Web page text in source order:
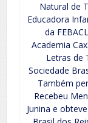
Natural de
Educadora
da
Academia
Letras de
Sociedade
Também
Recebeu
Junina e